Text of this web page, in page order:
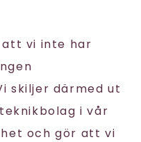
att vi inte har
skiljer därmed ut
i vår
och gör att vi